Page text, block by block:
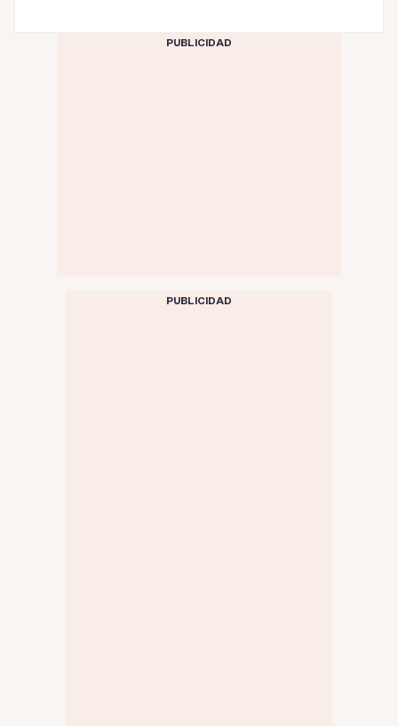
PUBLICIDAD
PUBLICIDAD